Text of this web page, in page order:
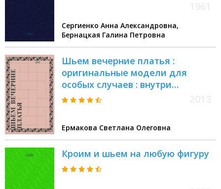
Сергиенко Анна Александровна,
Бернацкая Галина Петровна
Шьем вечерние платья :
оригинальные модели для
особых случаев : внутри
выкройки 44-52 с лекалами в
Ермакова Светлана Олеговна
Кроим и шьем на любую фигуру